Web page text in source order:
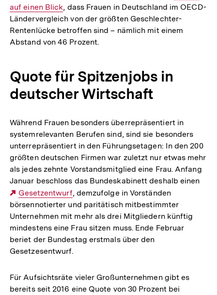
Link:
auf einen Blick, dass Frauen in Deutschland im OECD-
Ländervergleich von der größten Geschlechter-
Rentenlücke betroffen sind – nämlich mit einem
Abstand von 46 Prozent.
Quote für Spitzenjobs in
deutscher Wirtschaft
Während Frauen besonders überrepräsentiert in
systemrelevanten Berufen sind, sind sie besonders
unterrepräsentiert in den Führungsetagen: In den 200
größten deutschen Firmen war zuletzt nur etwas mehr
als jedes zehnte Vorstandsmitglied eine Frau. Anfang
Januar beschloss das Bundeskabinett deshalb einen
Externer
Link:
Gesetzentwurf, demzufolge in Vorständen
börsennotierter und paritätisch mitbestimmter
Unternehmen mit mehr als drei Mitgliedern künftig
mindestens eine Frau sitzen muss. Ende Februar
beriet der Bundestag erstmals über den
Gesetzesentwurf.
Für Aufsichtsräte vieler Großunternehmen gibt es
bereits seit 2016 eine Quote von 30 Prozent bei